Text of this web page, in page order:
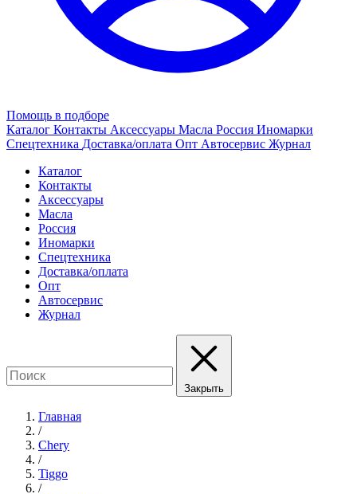
Помощь в подборе
Каталог Контакты Аксессуары Масла Россия Иномарки
Спецтехника Доставка/оплата Опт Автосервис Журнал
Каталог
Контакты
Аксессуары
Масла
Россия
Иномарки
Спецтехника
Доставка/оплата
Опт
Автосервис
Журнал
Закрыть
Главная
/
Chery
/
Tiggo
/